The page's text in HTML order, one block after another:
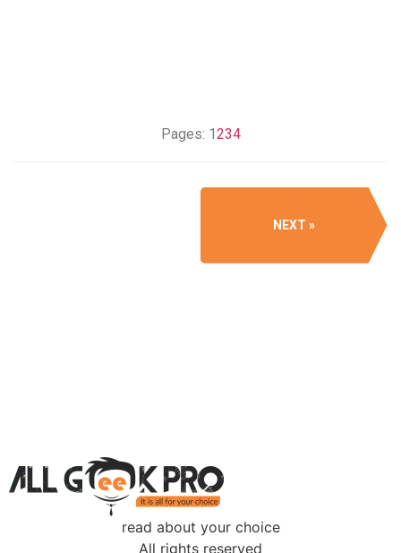
Pages: 1234
NEXT
read about your choice
All rights reserved